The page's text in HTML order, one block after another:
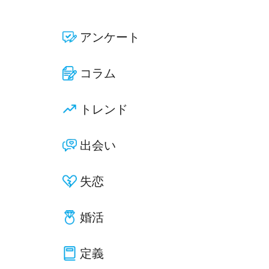
アンケート
コラム
トレンド
出会い
失恋
婚活
定義